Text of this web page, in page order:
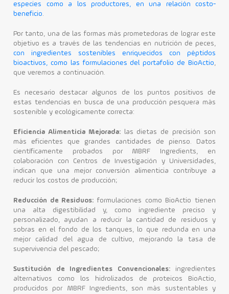
especies como a los productores, en una relación costo-
beneficio.
Por tanto, una de las formas más prometedoras de lograr este
objetivo es a través de las tendencias en nutrición de peces,
con ingredientes sostenibles enriquecidos con péptidos
bioactivos, como las formulaciones del portafolio de BioActio,
que veremos a continuación.
Es necesario destacar algunos de los puntos positivos de
estas tendencias en busca de una producción pesquera más
sostenible y ecológicamente correcta:
Eficiencia Alimenticia Mejorada:las dietas de precisión son
más eficientes que grandes cantidades de pienso. Datos
científicamente probados por MBRF Ingredients, en
colaboración con Centros de Investigación y Universidades,
indican que una mejor conversión alimenticia contribuye a
reducir los costos de producción;
Reducción de Residuos: formulaciones como BioActio tienen
una alta digestibilidad y, como ingrediente preciso y
personalizado, ayudan a reducir la cantidad de residuos y
sobras en el fondo de los tanques, lo que redunda en una
mejor calidad del agua de cultivo, mejorando la tasa de
supervivencia del pescado;
Sustitución de Ingredientes Convencionales:ingredientes
alternativos como los hidrolizados de proteicos BioActio,
producidos por MBRF Ingredients, son más sustentables y